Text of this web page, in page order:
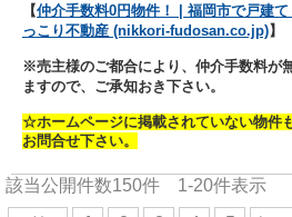
【仲介手数料0円物件！ | 福岡市で戸建
っこり不動産 (nikkori-fudosan.co.jp)】
※売主様のご都合により、仲介手数料が
ますので、 ご承知おき下さい。
☆ホームページに掲載されていない物件
お問合せ下さい。
該当公開件数150件 1-20件表示